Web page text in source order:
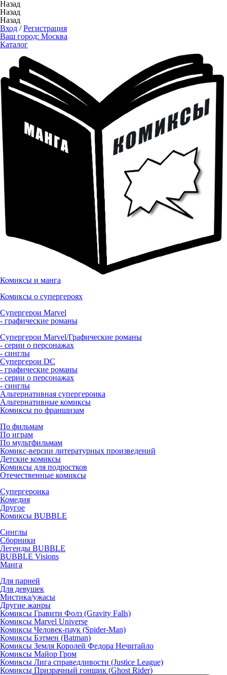
Назад
Назад
Назад
Вход /Регистрация
Ваш город: Москва
Каталог
Комиксы и манга
Комиксы о супергероях
Супергерои Marvel
- графические романы
Супергерои Marvel/Графические романы
- серии о персонажах
- синглы
Супергерои DC
- графические романы
- серии о персонажах
- синглы
Альтернативная супергероика
Альтернативные комиксы
Комиксы по франшизам
По фильмам
По играм
По мультфильмам
Комикс-версии литературных произведений
Детские комиксы
Комиксы для подростков
Отечественные комиксы
Супергероика
Комедия
Другое
Комиксы BUBBLE
Синглы
Сборники
Легенды BUBBLE
BUBBLE Visions
Манга
Для парней
Для девушек
Мистика/ужасы
Другие жанры
Комиксы Гравити Фолз (Gravity Falls)
Комиксы Marvel Universe
Комиксы Человек-паук (Spider-Man)
Комиксы Бэтмен (Batman)
Комиксы Земля Королей Федора Нечитайло
Комиксы Майор Гром
Комиксы Лига справедливости (Justice League)
Комиксы Призрачный гонщик (Ghost Rider)